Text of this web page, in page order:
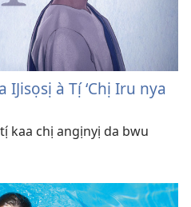
à Tị́ ‘Chị Iru nya
kaa chị angịnyị da bwu